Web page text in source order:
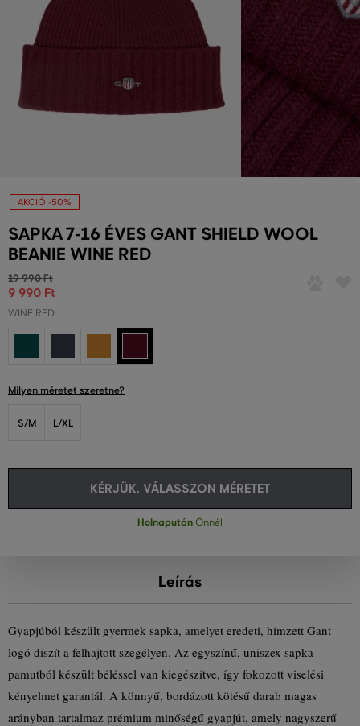
AKCIÓ -50%
SAPKA 7-16 ÉVES GANT SHIELD WOOL
BEANIE WINE RED
19 990 Ft
9 990 Ft
WINE RED
Milyen méretet szeretne?
S/M L/XL
KÉRJÜK, VÁLASSZON MÉRETET
Holnapután Önnél
Leírás
Gyapjúból készült gyermek sapka, amelyet eredeti, hímzett Gant
logó díszít a felhajtott szegélyen. Az egyszínű, uniszex sapka
pamutból készült béléssel van kiegészítve, így fokozott viselési
kényelmet garantál. A könnyű, bordázott kötésű darab magas
arányban tartalmaz prémium minőségű gyapjút, amely nagyszerű